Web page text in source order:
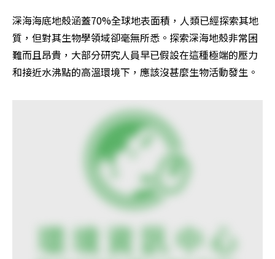
深海海底地殼涵蓋70%全球地表面積，人類已經探索其地
質，但對其生物學領域卻毫無所悉。探索深海地殼非常困
難而且昂貴，大部分研究人員早已假設在這種極端的壓力
和接近水沸點的高溫環境下，應該沒甚麼生物活動發生。